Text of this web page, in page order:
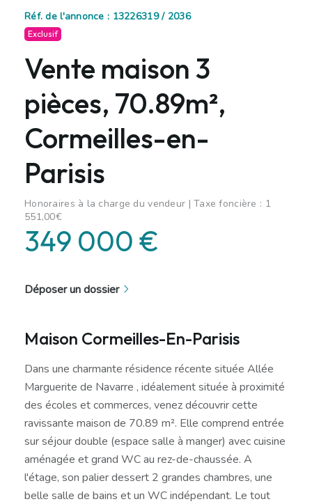
Réf. de l'annonce : 13226319 / 2036
Exclusif
Vente maison 3
pièces, 70.89m²,
Cormeilles-en-
Parisis
Honoraires à la charge du vendeur | Taxe foncière : 1
551,00€
349 000 €
Déposer un dossier
Maison Cormeilles-En-Parisis
Dans une charmante résidence récente située Allée
Marguerite de Navarre , idéalement située à proximité
des écoles et commerces, venez découvrir cette
ravissante maison de 70.89 m². Elle comprend entrée
sur séjour double (espace salle à manger) avec cuisine
aménagée et grand WC au rez-de-chaussée. A
l'étage, son palier dessert 2 grandes chambres, une
belle salle de bains et un WC indépendant. Le tout